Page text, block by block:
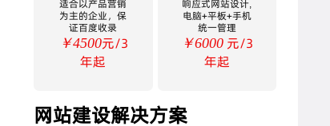
适合以产品营销
为主的企业，保
证百度收录
￥4500元/3
年起
响应式网站设计,
电脑+平板+手机
统一管理
￥6000 元/3
年起
网站建设解决方案